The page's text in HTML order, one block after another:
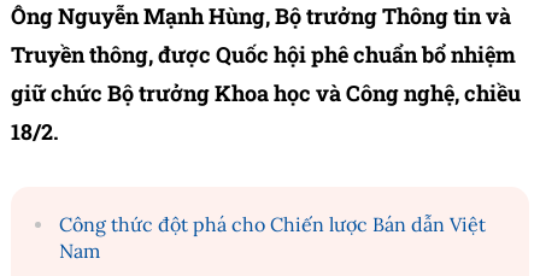
Ông Nguyễn Mạnh Hùng, Bộ trưởng Thông tin và
Truyền thông, được Quốc hội phê chuẩn bổ nhiệm
giữ chức Bộ trưởng Khoa học và Công nghệ, chiều
18/2.
Công thức đột phá cho Chiến lược Bán dẫn Việt
Nam